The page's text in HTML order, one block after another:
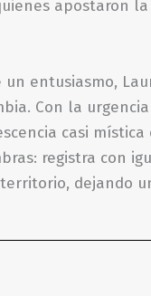
apostaron
entusiasmo,
Con la
casi mística
registra con
dejando